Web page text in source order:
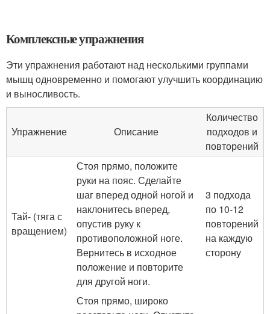
Комплексные упражнения
Эти упражнения работают над несколькими группами
мышц одновременно и помогают улучшить координацию
и выносливость.
Упражнение Описание
Количество
подходов и
повторений
Тай- (тяга с
вращением)
Стоя прямо, положите
руки на пояс. Сделайте
шаг вперед одной ногой и
наклонитесь вперед,
опустив руку к
противоположной ноге.
Вернитесь в исходное
положение и повторите
для другой ноги.
3 подхода
по 10-12
повторений
на каждую
сторону
Стоя прямо, широко